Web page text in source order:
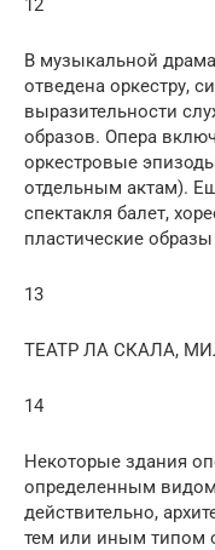
12
В музыкальной
отведена оркестру,
выразительности
образов. Опера
оркестровые
отдельным актам).
спектакля балет,
пластические
13
ТЕАТР ЛА СКАЛА,
14
Некоторые здания
определенным
действительно,
тем или иным типом